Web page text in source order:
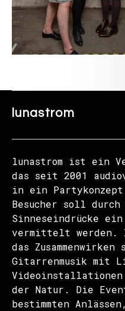
lunastrom
lunastrom ist ein
das seit 2001
in ein
Besucher soll
Sinneseindrücke
vermittelt werden.
das
Gitarrenmusik mit
Videoinstallationen
der Natur. Die
bestimmten